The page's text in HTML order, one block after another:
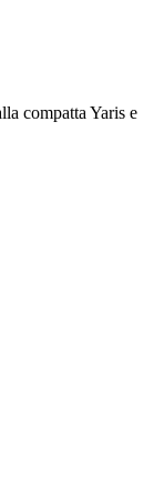
compatta Yaris e